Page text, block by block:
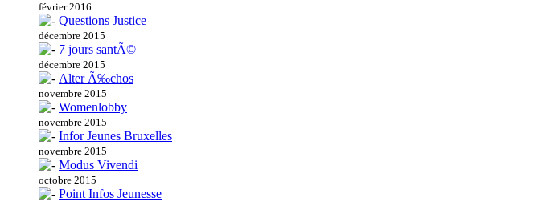
février 2016
Questions Justice
décembre 2015
7 jours santÃ©
décembre 2015
Alter Ã‰chos
novembre 2015
Womenlobby
novembre 2015
Infor Jeunes Bruxelles
novembre 2015
Modus Vivendi
octobre 2015
Point Infos Jeunesse